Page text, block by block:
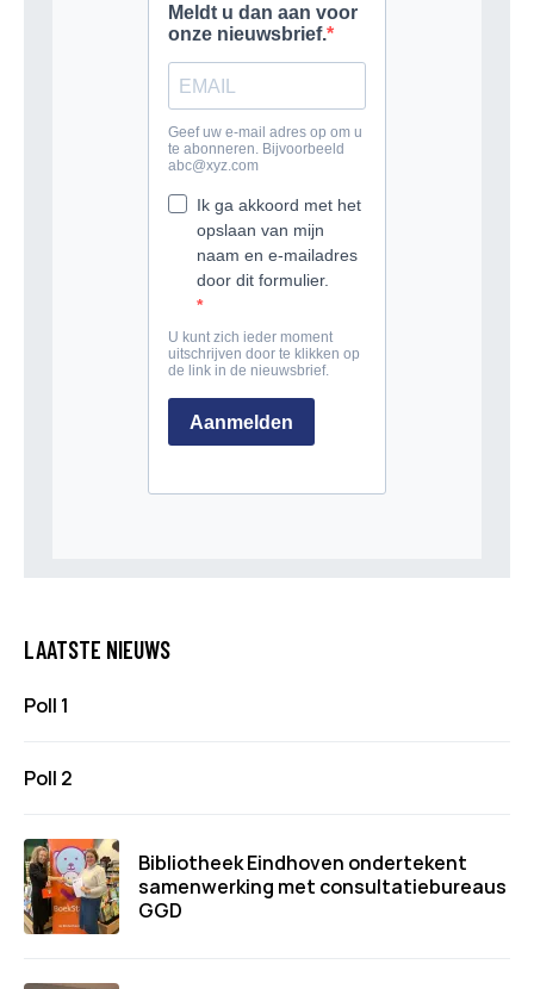
LAATSTE NIEUWS
Poll 1
Poll 2
Bibliotheek Eindhoven ondertekent
samenwerking met consultatiebureaus
GGD